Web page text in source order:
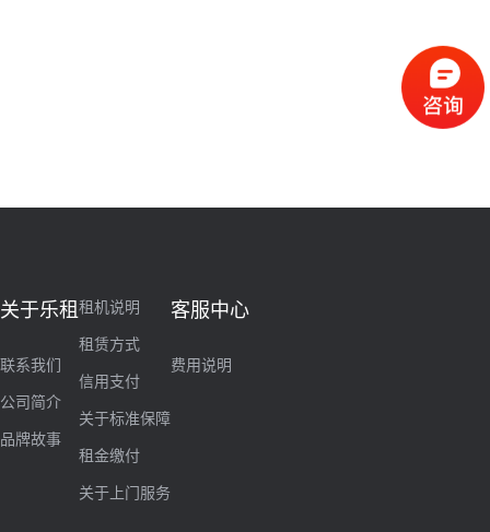
关于乐租
联系我们
公司简介
品牌故事
租机说明
租赁方式
信用支付
关于标准保障
租金缴付
关于上门服务
客服中心
费用说明